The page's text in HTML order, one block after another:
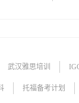
武汉雅思培训
创意礼物 郑州雅
托福备考计划